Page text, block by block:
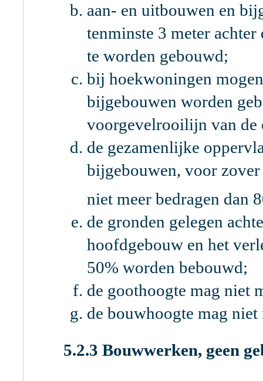
aan- en uitbouwen en
tenminste 3 meter
te worden gebouwd;
bij hoekwoningen
bijgebouwen worden
voorgevelrooilijn van de
de gezamenlijke
bijgebouwen, voor
niet meer bedragen dan
de gronden gelegen
hoofdgebouw en het
50% worden bebouwd;
de goothoogte mag niet
de bouwhoogte mag niet
5.2.3 Bouwwerken, geen